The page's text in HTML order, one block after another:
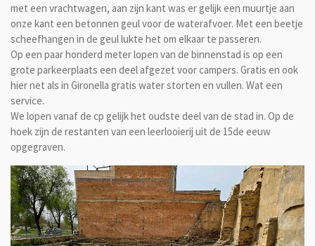
met een vrachtwagen, aan zijn kant was er gelijk een muurtje aan
onze kant een betonnen geul voor de waterafvoer. Met een beetje
scheefhangen in de geul lukte het om elkaar te passeren.
Op een paar honderd meter lopen van de binnenstad is op een
grote parkeerplaats een deel afgezet voor campers. Gratis en ook
hier net als in Gironella gratis water storten en vullen. Wat een
service.
We lopen vanaf de cp gelijk het oudste deel van de stad in. Op de
hoek zijn de restanten van een leerlooierij uit de 15de eeuw
opgegraven.